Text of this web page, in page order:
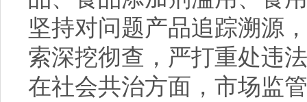
坚持对问题产品追踪溯源
索深挖彻查，严打重处违
在社会共治方面，市场监